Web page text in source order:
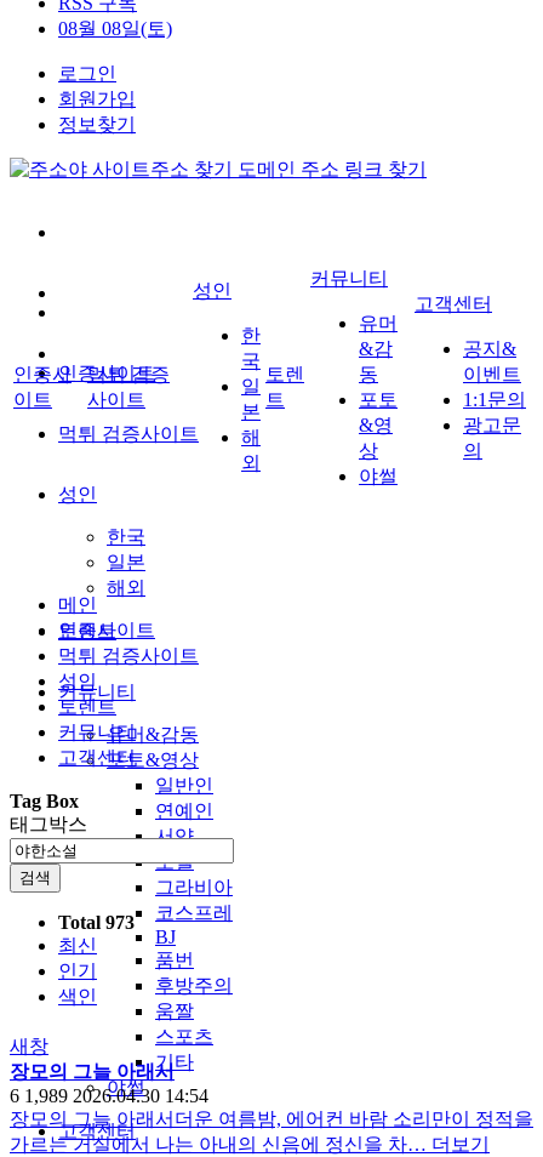
08월 08일(토)
로그인
회원가입
정보찾기
인증사이트
먹튀 검증사이트
성인
한국
일본
해외
토렌트
커뮤니티
유머&감동
포토&영상
일반인
연예인
서양
모델
그라비아
코스프레
BJ
품번
후방주의
움짤
스포츠
기타
야썰
고객센터
인증사
이트
먹튀 검증
사이트
성인
한
국
일
본
해
외
토렌
트
커뮤니티
유머
&감
동
포토
&영
상
야썰
고객센터
공지&
이벤트
1:1문의
광고문
의
메인
인증사이트
먹튀 검증사이트
성인
토렌트
커뮤니티
고객센터
Tag Box
태그박스
검색
Total 973
최신
인기
색인
새창
장모의 그늘 아래서
6 1,989 2026.04.30 14:54
장모의 그늘 아래서​더운 여름밤, 에어컨 바람 소리만이 정적을
가르는 거실에서 나는 아내의 신음에 정신을 차… 더보기